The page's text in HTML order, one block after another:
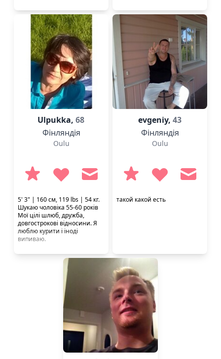
Ulpukka,68
Фінляндія
Oulu
5' 3" | 160 см, 119 lbs | 54 кг.
Шукаю чоловіка 55-60 років
Мої цілі шлюб, дружба,
довгострокові відносини. Я
люблю курити і іноді
випиваю.
evgeniy, 43
Фінляндія
Oulu
такой какой есть